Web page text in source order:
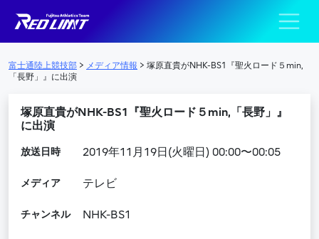
メインナビゲーション
陸上競技部 –
富士通陸上競技部 > メディア情報 > 塚原直貴がNHK-BS1『聖火ロード５min,
「長野」』に出演
塚原直貴がNHK-BS1『聖火ロード５min,「長野」』
に出演
放送日時 2019年11月19日(火曜日) 00:00〜00:05
メディア テレビ
チャンネル NHK-BS1